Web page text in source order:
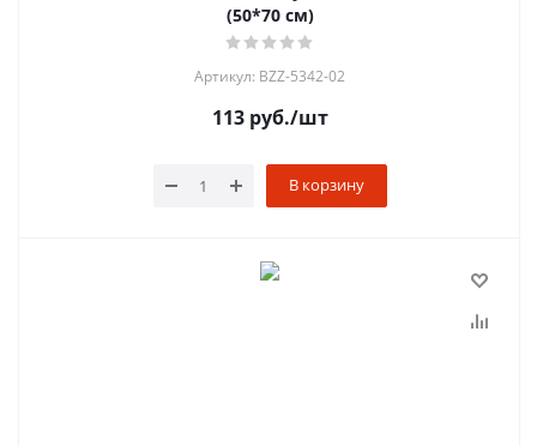
(50*70 см)
Артикул: BZZ-5342-02
113руб./шт
В корзину